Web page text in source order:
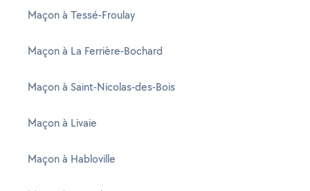
Maçon à Tessé-Froulay
Maçon à La Ferrière-Bochard
Maçon à Saint-Nicolas-des-Bois
Maçon à Livaie
Maçon à Habloville